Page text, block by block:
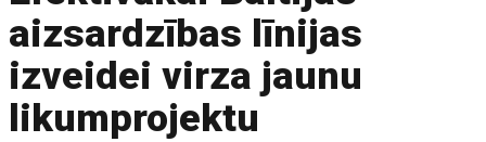
aizsardzības līnijas
izveidei virza jaunu
likumprojektu